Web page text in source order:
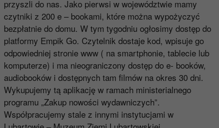
przyszli do nas. Jako pierwsi w województwie mamy
czytniki z 200 e – bookami, które można wypożyczyć
bezpłatnie do domu. W tym tygodniu ogłosimy dostęp do
platformy Empik Go. Czytelnik dostaje kod, wpisuje go
odpowiedniej stronie www ( na smartphonie, tablecie lub
komputerze) i ma nieograniczony dostęp do e- booków,
audiobooków i dostępnych tam filmów na okres 30 dni.
Wykupujemy tą aplikację w ramach ministerialnego
programu „Zakup nowości wydawniczych”.
Współpracujemy stale z innymi instytucjami w